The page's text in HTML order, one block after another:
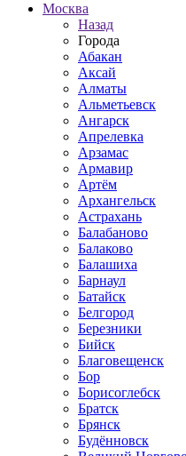
Москва
Назад
Города
Абакан
Аксай
Алматы
Альметьевск
Ангарск
Апрелевка
Арзамас
Армавир
Артём
Архангельск
Астрахань
Балабаново
Балаково
Балашиха
Барнаул
Батайск
Белгород
Березники
Бийск
Благовещенск
Бор
Борисоглебск
Братск
Брянск
Будённовск